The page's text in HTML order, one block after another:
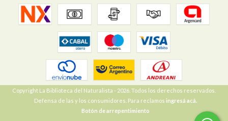
Copyright La Biblioteca del Naturalista - 2026. Todos los derechos reservados.
Defensa de las y los consumidores. Para reclamos ingresá acá.
Botón de arrepentimiento